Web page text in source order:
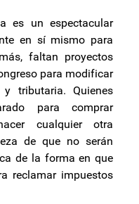
es un espectacular
en sí mismo para
faltan proyectos
para modificar
tributaria. Quienes
para comprar
cualquier otra
de que no serán
de la forma en que
reclamar impuestos